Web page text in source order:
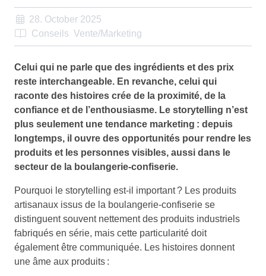
28. October 2025
Conseils Vente/Marketing
Celui qui ne parle que des ingrédients et des prix
reste interchangeable. En revanche, celui qui
raconte des histoires crée de la proximité, de la
confiance et de l’enthousiasme. Le storytelling n’est
plus seulement une tendance marketing : depuis
longtemps, il ouvre des opportunités pour rendre les
produits et les personnes visibles, aussi dans le
secteur de la boulangerie-confiserie.
Pourquoi le storytelling est-il important ? Les produits
artisanaux issus de la boulangerie-confiserie se
distinguent souvent nettement des produits industriels
fabriqués en série, mais cette particularité doit
également être communiquée. Les histoires donnent
une âme aux produits :